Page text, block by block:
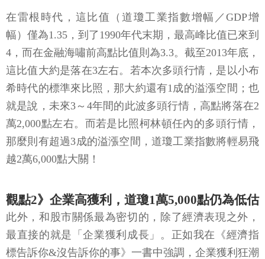
在雷根時代，這比值（道瓊工業指數增幅／GDP增
幅）僅為1.35，到了1990年代末期，最高峰比值已來到
4，而在金融海嘯前高點比值則為3.3。截至2013年底，
這比值大約是落在3左右。若本次多頭行情，是以小布
希時代的標準來比照，那大約還有1成的溢漲空間；也
就是說，未來3～4年間的此波多頭行情，高點將落在2
萬2,000點左右。而若是比照柯林頓任內的多頭行情，
那麼則有超過3成的溢漲空間，道瓊工業指數將輕易飛
越2萬6,000點大關！
觀點2》企業高獲利，道瓊1萬5,000點仍為低估
此外，和股市關係最為密切的，除了經濟表現之外，
最直接的就是「企業獲利成長」。正如我在《經濟指
標告訴你&沒告訴你的事》一書中強調，企業獲利狂潮